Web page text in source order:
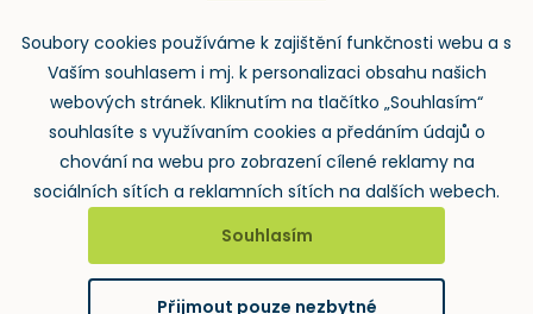
Zpětný odběr
Wolters Kluwer ČR, a.s., U nákladového nádraží 3265/10,
130 00 Praha 3 – Strašnice
Soubory cookies používáme k zajištění funkčnosti webu a s
Vaším souhlasem i mj. k personalizaci obsahu našich
webových stránek. Kliknutím na tlačítko „Souhlasím“
souhlasíte s využívaním cookies a předáním údajů o
chování na webu pro zobrazení cílené reklamy na
sociálních sítích a reklamních sítích na dalších webech.
Souhlasím
Přijmout pouze nezbytné